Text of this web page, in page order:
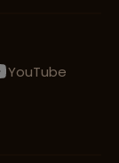
YouTube